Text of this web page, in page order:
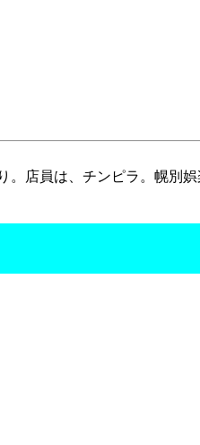
店員は、チンピラ。幌別